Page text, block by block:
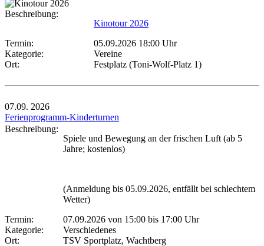
Beschreibung:
Kinotour 2026
Termin:
05.09.2026 18:00 Uhr
Kategorie:
Vereine
Ort:
Festplatz (Toni-Wolf-Platz 1)
07.09. 2026
Ferienprogramm-Kinderturnen
Beschreibung:
Spiele und Bewegung an der frischen Luft (ab 5
Jahre; kostenlos)
(Anmeldung bis 05.09.2026, entfällt bei schlechtem
Wetter)
Termin:
07.09.2026 von 15:00 bis 17:00 Uhr
Kategorie:
Verschiedenes
Ort:
TSV Sportplatz, Wachtberg